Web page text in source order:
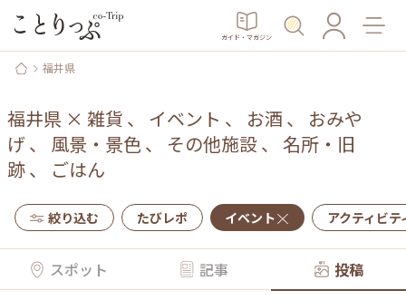
ガイド・マガジン
福井県
福井県 × 雑貨 、 イベント 、 お酒 、 おみや
げ 、 風景・景色、 その他施設、 名所・旧
跡、 ごはん
絞り込む たびレポ イベント アクティビテ
スポット 記事 投稿